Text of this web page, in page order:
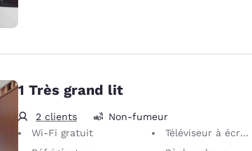
1 Très grand lit
2 clients
Non-fumeur
Wi-Fi gratuit
Téléviseur à écran plat